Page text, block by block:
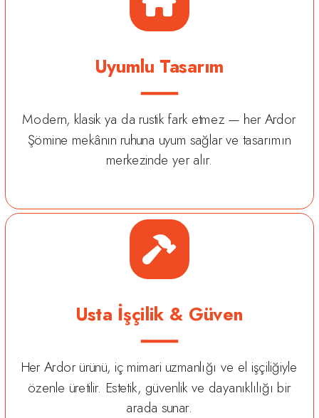
Uyumlu Tasarım
Modern, klasik ya da rustik fark etmez — her Ardor
Şömine mekânın ruhuna uyum sağlar ve tasarımın
merkezinde yer alır.
Usta İşçilik & Güven
Her Ardor ürünü, iç mimari uzmanlığı ve el işçiliğiyle
özenle üretilir. Estetik, güvenlik ve dayanıklılığı bir
arada sunar.